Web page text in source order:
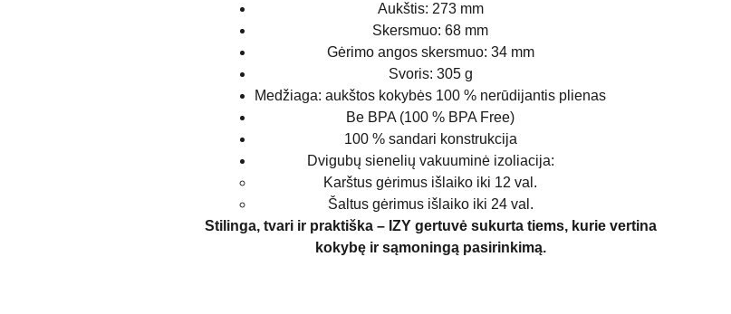
Aukštis: 273 mm
Skersmuo: 68 mm
Gėrimo angos skersmuo: 34 mm
Svoris: 305 g
Medžiaga: aukštos kokybės 100 % nerūdijantis plienas
Be BPA (100 % BPA Free)
100 % sandari konstrukcija
Dvigubų sienelių vakuuminė izoliacija:
Karštus gėrimus išlaiko iki 12 val.
Šaltus gėrimus išlaiko iki 24 val.
Stilinga, tvari ir praktiška – IZY gertuvė sukurta tiems, kurie vertina
kokybę ir sąmoningą pasirinkimą.